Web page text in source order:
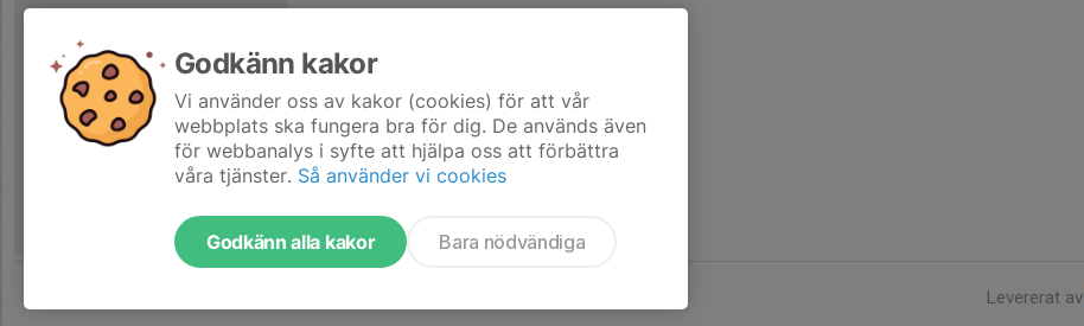
Levererat av
Godkänn kakor
Vi använder oss av kakor (cookies) för att vår
webbplats ska fungera bra för dig. De används även
för webbanalys i syfte att hjälpa oss att förbättra
våra tjänster. Så använder vi cookies
Godkänn alla kakor Bara nödvändiga